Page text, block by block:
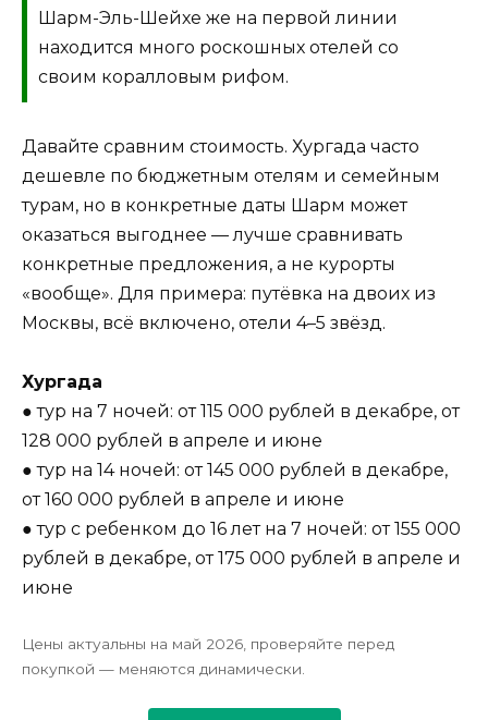
Шарм-Эль-Шейхе же на первой линии
находится много роскошных отелей со
своим коралловым рифом.
Давайте сравним стоимость. Хургада часто
дешевле по бюджетным отелям и семейным
турам, но в конкретные даты Шарм может
оказаться выгоднее — лучше сравнивать
конкретные предложения, а не курорты
«вообще». Для примера: путёвка на двоих из
Москвы, всё включено, отели 4–5 звёзд.
Хургада
● тур на 7 ночей: от 115 000 рублей в декабре, от
128 000 рублей в апреле и июне
● тур на 14 ночей: от 145 000 рублей в декабре,
от 160 000 рублей в апреле и июне
● тур с ребенком до 16 лет на 7 ночей: от 155 000
рублей в декабре, от 175 000 рублей в апреле и
июне
Цены актуальны на май 2026, проверяйте перед
покупкой — меняются динамически.